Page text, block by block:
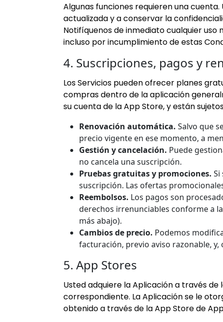
Algunas funciones requieren una
actualizada y a conservar la
Notifíquenos de inmediato cualquier
incluso por incumplimiento de estas
4. Suscripciones, pagos y
Los Servicios pueden ofrecer planes
compras dentro de la aplicación
su cuenta de la App Store, y están
Renovación automática. Salvo que
precio vigente en ese momento, a
Gestión y cancelación. Puede
no cancela una suscripción.
Pruebas gratuitas y promociones.
suscripción. Las ofertas
Reembolsos. Los pagos son
derechos irrenunciables conforme a
más abajo).
Cambios de precio. Podemos
facturación, previo aviso razonable,
5. App Stores
Usted adquiere la Aplicación a través de
correspondiente. La Aplicación se le
obtenido a través de la App Store de